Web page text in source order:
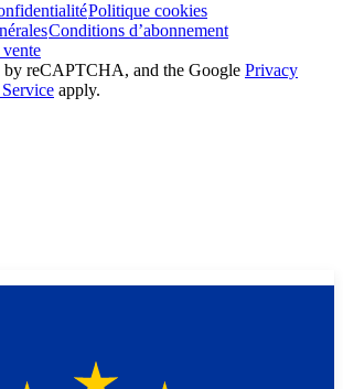
Politique cookies
Conditions d’abonnement
by reCAPTCHA, and the Google Privacy
apply.